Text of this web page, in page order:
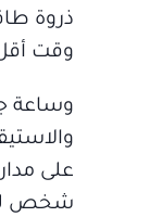
ذروة
وقت
وساعة
شخص